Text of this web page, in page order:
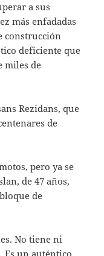
a sus
más enfadadas
construcción
deficiente que
miles de
Rezidans, que
de
pero ya se
de 47 años,
de
No tiene ni